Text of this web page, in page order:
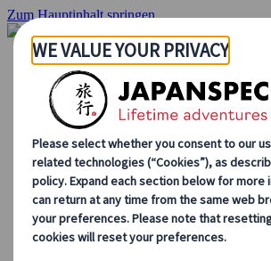
Zum Hauptinhalt springen
Startseite
Rundreisen
Individuelle Reisen
Gruppenreisen
Selbstfahrerreisen
Ausflüge
Massgeschneiderte Gruppenreisen
Japan Rail Pass
Wie wir arbeiten
Über uns
Treffen Sie unser Team
Werden Sie Teil unseres Teams